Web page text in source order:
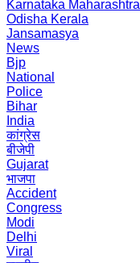
Karnataka Maharashtra
Odisha Kerala
Jansamasya
News
Bjp
National
Police
Bihar
India
कांग्रेस
बीजेपी
Gujarat
भाजपा
Accident
Congress
Modi
Delhi
Viral